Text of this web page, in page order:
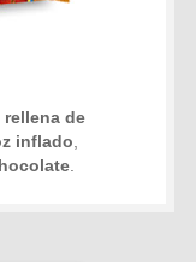
rellena de
inflado